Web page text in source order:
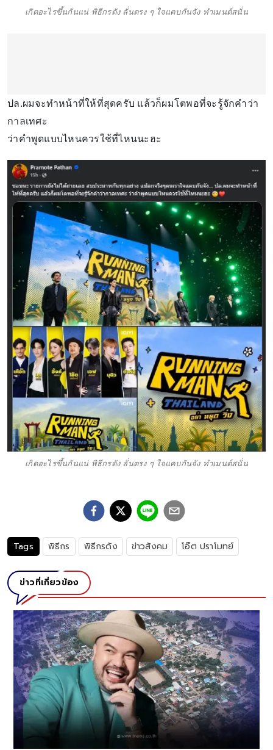
เกิดอะไรขึ้นกันแน่ พิธีกรดัง ลั่นตรง ๆ ใจแคบกันจัง ทำเมนต์สนั่น
ปล.ผมจะทำหน้าที่ให้ที่สุดครับ แล้วก็ผมโตพอที่จะรู้จักคำว่า
กาลเทศะ
ว่าคำพูดแบบไหนควรใช้ที่ไหนนะฮะ
เกิดอะไรขึ้นกันแน่ พิธีกรดัง ลั่นตรง ๆ ใจแคบกันจัง ทำเมนต์สนั่น
Tags พิธีกร พิธีกรดัง ข่าวสังคม โอ๊ต ปราโมทย์
ข่าวที่เกี่ยวข้อง